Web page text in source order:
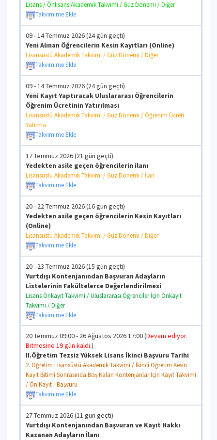
Lisans / Önlisans Akademik Takvimi / Güz Dönemi / Diğer
Takvimime Ekle
09 - 14 Temmuz 2026 (24 gün geçti)
Yeni Alınan Öğrencilerin Kesin Kayıtları (Online)
Lisansüstü Akademik Takvimi / Güz Dönemi / Diğer
Takvimime Ekle
09 - 14 Temmuz 2026 (24 gün geçti)
Yeni Kayıt Yaptıracak Uluslararası Öğrencilerin
Öğrenim Ücretinin Yatırılması
Lisansüstü Akademik Takvimi / Güz Dönemi / Öğrenim Ücreti
Yatırma
Takvimime Ekle
17 Temmuz 2026 (21 gün geçti)
Yedekten asile geçen öğrencilerin ilanı
Lisansüstü Akademik Takvimi / Güz Dönemi / İlan
Takvimime Ekle
20 - 22 Temmuz 2026 (16 gün geçti)
Yedekten asile geçen öğrencilerin Kesin Kayıtları
(Online)
Lisansüstü Akademik Takvimi / Güz Dönemi / Diğer
Takvimime Ekle
20 - 23 Temmuz 2026 (15 gün geçti)
Yurtdışı Kontenjanından Başvuran Adayların
Listelerinin Fakültelerce Değerlendirilmesi
Lisans Önkayıt Takvimi / Uluslararası Öğrenciler İçin Önkayıt
Takvimi / Diğer
Takvimime Ekle
20 Temmuz 09:00 - 26 Ağustos 2026 17:00 (Devam ediyor.
Bitmesine 19 gün kaldı.)
II.Öğretim Tezsiz Yüksek Lisans İkinci Başvuru Tarihi
2. Öğretim Lisansüstü Akademik Takvimi / İkinci Öğretim Kesin
Kayıt Bitimi Sonrasında Boş Kalan Kontenjanlar İçin Kayıt Takvimi
/ Ön Kayıt - Başvuru
Takvimime Ekle
27 Temmuz 2026 (11 gün geçti)
Yurtdışı Kontenjanından Başvuran ve Kayıt Hakkı
Kazanan Adayların İlanı